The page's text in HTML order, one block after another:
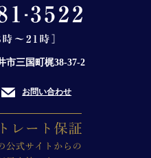
市三国町梶38-37-2
お問い合わせ